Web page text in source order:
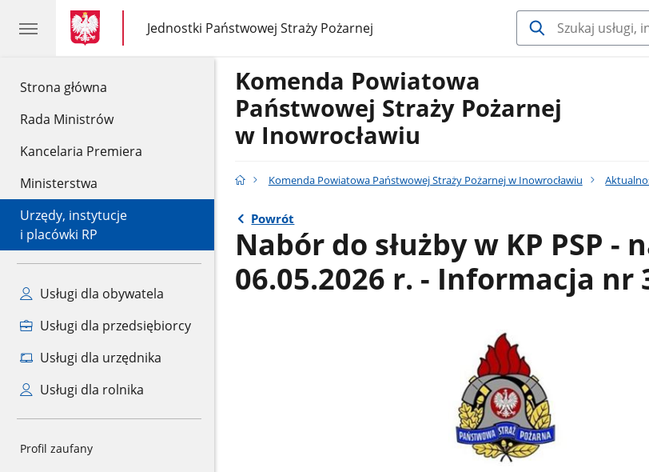
Strona główna
Rada Ministrów
Kancelaria Premiera
Ministerstwa
Urzędy, instytucje
i placówki RP
Usługi dla obywatela
Usługi dla przedsiębiorcy
Usługi dla urzędnika
Usługi dla rolnika
Profil zaufany
gov.pl
gov.pl
Jednostki Państwowej Straży Pożarnej
gov.pl
Jednostki
Państwowej
Komenda Powiatowa
Państwowej Straży Pożarnej
w Inowrocławiu
Komenda Powiatowa Państwowej Straży Pożarnej w Inowrocławiu
Powrót
Nabór do służby w KP PSP -
06.05.2026 r. - Informacja nr